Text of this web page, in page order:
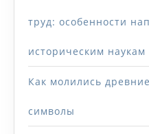
труд: особенности
историческим наукам
Как молились
символы